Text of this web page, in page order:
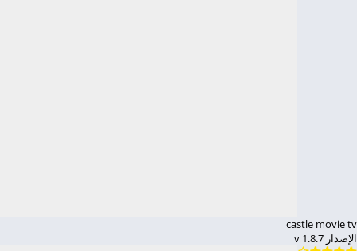
castle movie tv
الإصدار v 1.8.7